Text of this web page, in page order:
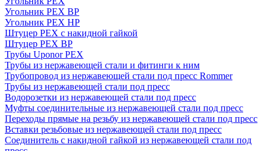
Угольник PEX ВР
Угольник PEX НР
Штуцер PEX c накидной гайкой
Штуцер PEX ВР
Трубы Uponor PEX
Трубы из нержавеющей стали и фитинги к ним
Трубопровод из нержавеющей стали под пресс Rommer
Трубы из нержавеющей стали под пресс
Водорозетки из нержавеющей стали под пресс
Муфты соединительные из нержавеющей стали под пресс
Переходы прямые на резьбу из нержавеющей стали под пресс
Вставки резьбовые из нержавеющей стали под пресс
Соединитель с накидной гайкой из нержавеющей стали под